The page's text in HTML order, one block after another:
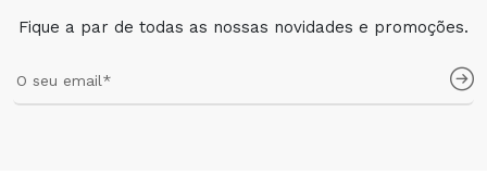
Fique a par de todas as nossas novidades e promoções.